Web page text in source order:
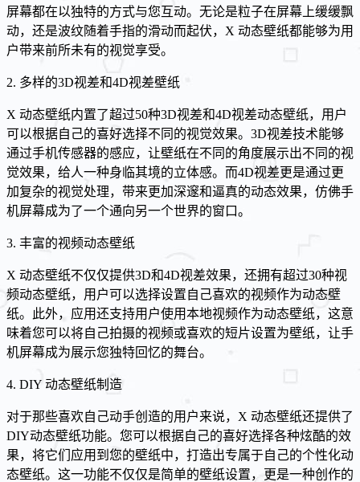
屏幕都在以独特的方式与您互动。无论是粒子在屏幕上缓缓飘
动，还是波纹随着手指的滑动而起伏，X 动态壁纸都能够为用
户带来前所未有的视觉享受。
2. 多样的3D视差和4D视差壁纸
X 动态壁纸内置了超过50种3D视差和4D视差动态壁纸，用户
可以根据自己的喜好选择不同的视觉效果。3D视差技术能够
通过手机传感器的感应，让壁纸在不同的角度展示出不同的视
觉效果，给人一种身临其境的立体感。而4D视差更是通过更
加复杂的视觉处理，带来更加深邃和逼真的动态效果，仿佛手
机屏幕成为了一个通向另一个世界的窗口。
3. 丰富的视频动态壁纸
X 动态壁纸不仅仅提供3D和4D视差效果，还拥有超过30种视
频动态壁纸，用户可以选择设置自己喜欢的视频作为动态壁
纸。此外，应用还支持用户使用本地视频作为动态壁纸，这意
味着您可以将自己拍摄的视频或喜欢的短片设置为壁纸，让手
机屏幕成为展示您独特回忆的舞台。
4. DIY 动态壁纸制造
对于那些喜欢自己动手创造的用户来说，X 动态壁纸还提供了
DIY动态壁纸功能。您可以根据自己的喜好选择各种炫酷的效
果，将它们应用到您的壁纸中，打造出专属于自己的个性化动
态壁纸。这一功能不仅仅是简单的壁纸设置，更是一种创作的